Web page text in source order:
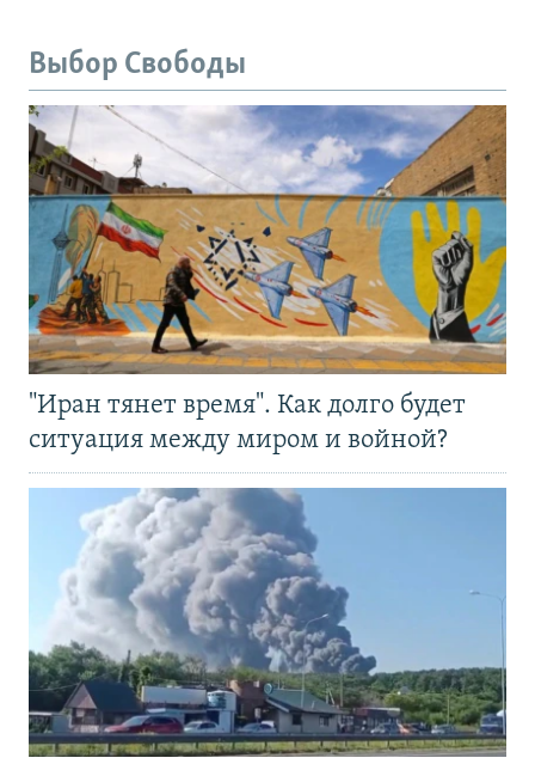
Выбор Свободы
"Иран тянет время". Как долго будет
ситуация между миром и войной?